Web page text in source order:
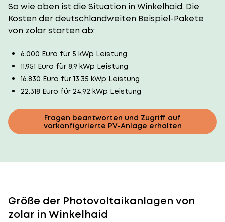
So wie oben ist die Situation in Winkelhaid. Die
Kosten der deutschlandweiten Beispiel-Pakete
von zolar starten ab:
6.000 Euro für 5 kWp Leistung
11.951 Euro für 8,9 kWp Leistung
16.830 Euro für 13,35 kWp Leistung
22.318 Euro für 24,92 kWp Leistung
Fragen beantworten und Zugriff auf
vorkonfigurierte PV-Anlage erhalten
Größe der Photovoltaikanlagen von
zolar in Winkelhaid